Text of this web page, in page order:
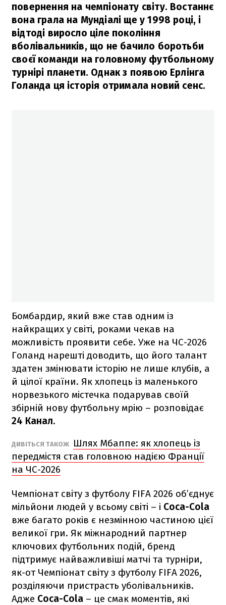
повернення на чемпіонату світу. Востаннє
вона грала на Мундіалі ще у 1998 році, і
відтоді виросло ціле покоління
вболівальників, що не бачило боротьби
своєї команди на головному футбольному
турнірі планети. Однак з появою Ерлінга
Голанда ця історія отримала новий сенс.
Бомбардир, який вже став одним із
найкращих у світі, роками чекав на
можливість проявити себе. Уже на ЧС-2026
Голанд нарешті доводить, що його талант
здатен змінювати історію не лише клубів, а
й цілої країни. Як хлопець із маленького
норвезького містечка подарував своїй
збірній нову футбольну мрію – розповідає
24 Канал.
ДИВІТЬСЯ ТАКОЖ
Шлях Мбаппе: як хлопець із
передмістя став головною надією Франції
на ЧС-2026
Чемпіонат світу з футболу FIFA 2026 об’єднує
мільйони людей у всьому світі – і Coca-Cola
вже багато років є незмінною частиною цієї
великої гри. Як міжнародний партнер
ключових футбольних подій, бренд
підтримує найважливіші матчі та турніри,
як-от Чемпіонат світу з футболу FIFA 2026,
розділяючи пристрасть уболівальників.
Адже Coca-Cola – це смак моментів, які